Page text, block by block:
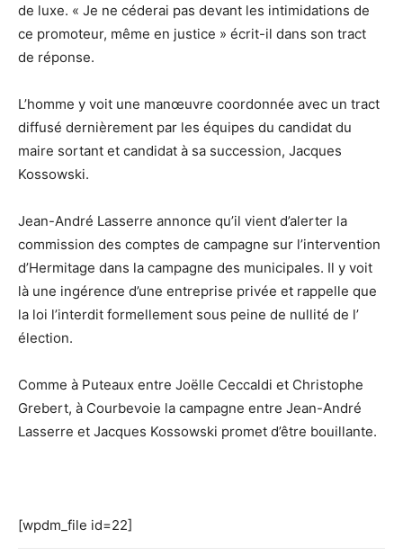
de luxe. « Je ne céderai pas devant les intimidations de
ce promoteur, même en justice » écrit-il dans son tract
de réponse.
L’homme y voit une manœuvre coordonnée avec un tract
diffusé dernièrement par les équipes du candidat du
maire sortant et candidat à sa succession, Jacques
Kossowski.
Jean-André Lasserre annonce qu’il vient d’alerter la
commission des comptes de campagne sur l’intervention
d’Hermitage dans la campagne des municipales. Il y voit
là une ingérence d’une entreprise privée et rappelle que
la loi l’interdit formellement sous peine de nullité de l’
élection.
Comme à Puteaux entre Joëlle Ceccaldi et Christophe
Grebert, à Courbevoie la campagne entre Jean-André
Lasserre et Jacques Kossowski promet d’être bouillante.
[wpdm_file id=22]